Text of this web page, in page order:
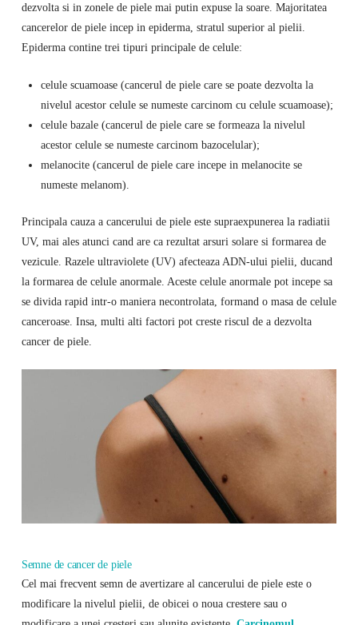
dezvolta si in zonele de piele mai putin expuse la soare. Majoritatea
cancerelor de piele incep in epiderma, stratul superior al pielii.
Epiderma contine trei tipuri principale de celule:
celule scuamoase (cancerul de piele care se poate dezvolta la
nivelul acestor celule se numeste carcinom cu celule scuamoase);
celule bazale (cancerul de piele care se formeaza la nivelul
acestor celule se numeste carcinom bazocelular);
melanocite (cancerul de piele care incepe in melanocite se
numeste melanom).
Principala cauza a cancerului de piele este supraexpunerea la radiatii
UV, mai ales atunci cand are ca rezultat arsuri solare si formarea de
vezicule. Razele ultraviolete (UV) afecteaza ADN-ului pielii, ducand
la formarea de celule anormale. Aceste celule anormale pot incepe sa
se divida rapid intr-o maniera necontrolata, formand o masa de celule
canceroase. Insa, multi alti factori pot creste riscul de a dezvolta
cancer de piele.
Semne de cancer de piele
Cel mai frecvent semn de avertizare al cancerului de piele este o
modificare la nivelul pielii, de obicei o noua crestere sau o